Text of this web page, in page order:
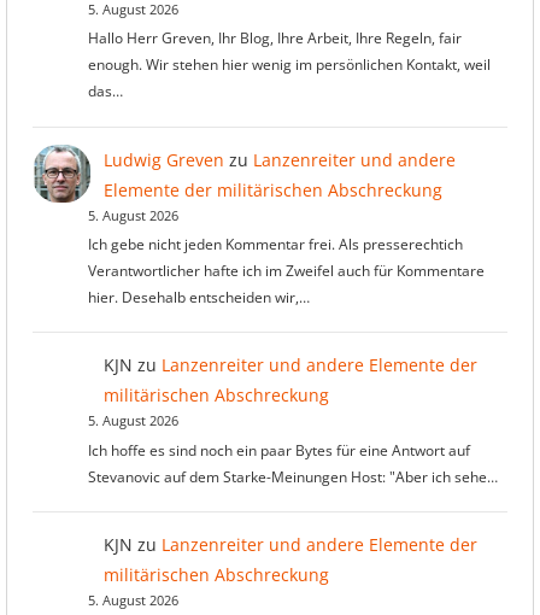
5. August 2026
Hallo Herr Greven, Ihr Blog, Ihre Arbeit, Ihre Regeln, fair
enough. Wir stehen hier wenig im persönlichen Kontakt, weil
das…
Ludwig Greven zu Lanzenreiter und andere
Elemente der militärischen Abschreckung
5. August 2026
Ich gebe nicht jeden Kommentar frei. Als presserechtich
Verantwortlicher hafte ich im Zweifel auch für Kommentare
hier. Desehalb entscheiden wir,…
KJN zu Lanzenreiter und andere Elemente der
militärischen Abschreckung
5. August 2026
Ich hoffe es sind noch ein paar Bytes für eine Antwort auf
Stevanovic auf dem Starke-Meinungen Host: "Aber ich sehe…
KJN zu Lanzenreiter und andere Elemente der
militärischen Abschreckung
5. August 2026